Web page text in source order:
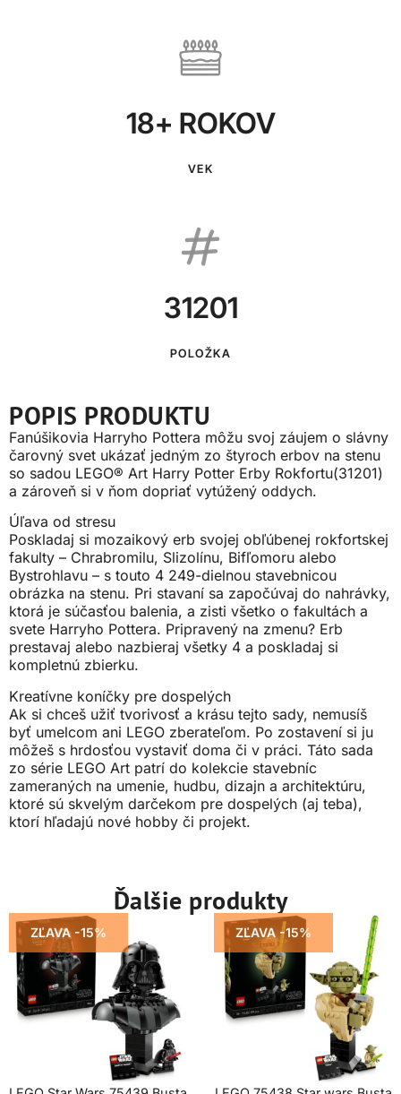
18+ ROKOV
VEK
31201
POLOŽKA
POPIS PRODUKTU
Fanúšikovia Harryho Pottera môžu svoj záujem o slávny
čarovný svet ukázať jedným zo štyroch erbov na stenu
so sadou LEGO® Art Harry Potter Erby Rokfortu(31201)
a zároveň si v ňom dopriať vytúžený oddych.
Úľava od stresu
Poskladaj si mozaikový erb svojej obľúbenej rokfortskej
fakulty – Chrabromilu, Slizolínu, Bifľomoru alebo
Bystrohlavu – s touto 4 249-dielnou stavebnicou
obrázka na stenu. Pri stavaní sa započúvaj do nahrávky,
ktorá je súčasťou balenia, a zisti všetko o fakultách a
svete Harryho Pottera. Pripravený na zmenu? Erb
prestavaj alebo nazbieraj všetky 4 a poskladaj si
kompletnú zbierku.
Kreatívne koníčky pre dospelých
Ak si chceš užiť tvorivosť a krásu tejto sady, nemusíš
byť umelcom ani LEGO zberateľom. Po zostavení si ju
môžeš s hrdosťou vystaviť doma či v práci. Táto sada
zo série LEGO Art patrí do kolekcie stavebníc
zameraných na umenie, hudbu, dizajn a architektúru,
ktoré sú skvelým darčekom pre dospelých (aj teba),
ktorí hľadajú nové hobby či projekt.
Ďalšie produkty
ZĽAVA -15% ZĽAVA -15%